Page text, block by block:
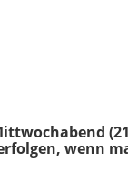
(21
wenn